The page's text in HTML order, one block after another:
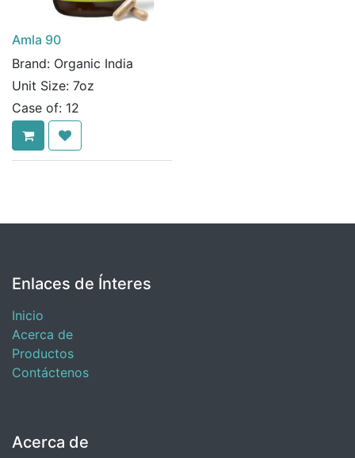
Amla 90
Brand: Organic India
Unit Size: 7oz
Case of: 12
Enlaces de Ínteres
Inicio
Acerca de
Productos
Contáctenos
Acerca de